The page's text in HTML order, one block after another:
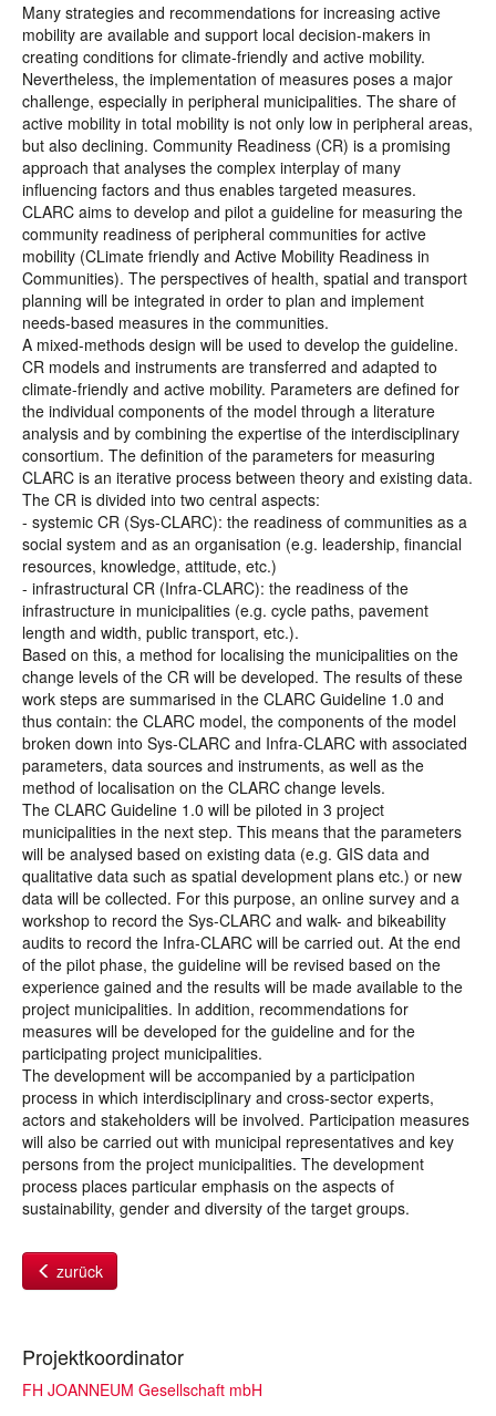
Many strategies and recommendations for increasing active
mobility are available and support local decision-makers in
creating conditions for climate-friendly and active mobility.
Nevertheless, the implementation of measures poses a major
challenge, especially in peripheral municipalities. The share of
active mobility in total mobility is not only low in peripheral areas,
but also declining. Community Readiness (CR) is a promising
approach that analyses the complex interplay of many
influencing factors and thus enables targeted measures.
CLARC aims to develop and pilot a guideline for measuring the
community readiness of peripheral communities for active
mobility (CLimate friendly and Active Mobility Readiness in
Communities). The perspectives of health, spatial and transport
planning will be integrated in order to plan and implement
needs-based measures in the communities.
A mixed-methods design will be used to develop the guideline.
CR models and instruments are transferred and adapted to
climate-friendly and active mobility. Parameters are defined for
the individual components of the model through a literature
analysis and by combining the expertise of the interdisciplinary
consortium. The definition of the parameters for measuring
CLARC is an iterative process between theory and existing data.
The CR is divided into two central aspects:
- systemic CR (Sys-CLARC): the readiness of communities as a
social system and as an organisation (e.g. leadership, financial
resources, knowledge, attitude, etc.)
- infrastructural CR (Infra-CLARC): the readiness of the
infrastructure in municipalities (e.g. cycle paths, pavement
length and width, public transport, etc.).
Based on this, a method for localising the municipalities on the
change levels of the CR will be developed. The results of these
work steps are summarised in the CLARC Guideline 1.0 and
thus contain: the CLARC model, the components of the model
broken down into Sys-CLARC and Infra-CLARC with associated
parameters, data sources and instruments, as well as the
method of localisation on the CLARC change levels.
The CLARC Guideline 1.0 will be piloted in 3 project
municipalities in the next step. This means that the parameters
will be analysed based on existing data (e.g. GIS data and
qualitative data such as spatial development plans etc.) or new
data will be collected. For this purpose, an online survey and a
workshop to record the Sys-CLARC and walk- and bikeability
audits to record the Infra-CLARC will be carried out. At the end
of the pilot phase, the guideline will be revised based on the
experience gained and the results will be made available to the
project municipalities. In addition, recommendations for
measures will be developed for the guideline and for the
participating project municipalities.
The development will be accompanied by a participation
process in which interdisciplinary and cross-sector experts,
actors and stakeholders will be involved. Participation measures
will also be carried out with municipal representatives and key
persons from the project municipalities. The development
process places particular emphasis on the aspects of
sustainability, gender and diversity of the target groups.
zurück
Projektkoordinator
FH JOANNEUM Gesellschaft mbH